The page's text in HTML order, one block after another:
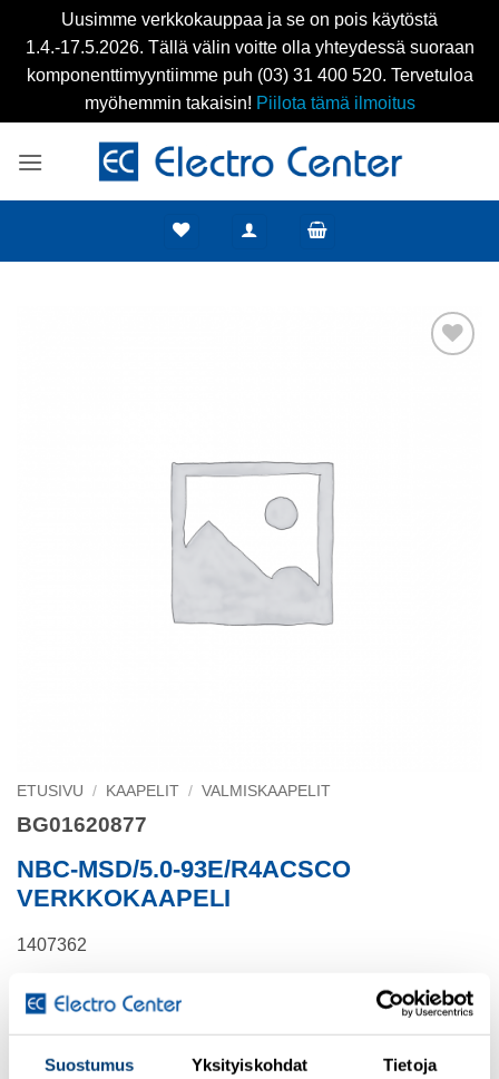
Suostumus Yksityiskohdat Tietoja
Uusimme verkkokauppaa ja se on pois käytöstä
1.4.-17.5.2026. Tällä välin voitte olla yhteydessä suoraan
komponenttimyyntiimme puh (03) 31 400 520. Tervetuloa
myöhemmin takaisin! Piilota tämä ilmoitus
ETUSIVU / KAAPELIT / VALMISKAAPELIT
BG01620877
NBC-MSD/5.0-93E/R4ACSCO
VERKKOKAAPELI
1407362
Kirjaudu sisään nähdäksesi hinnat ja käyttääksesi